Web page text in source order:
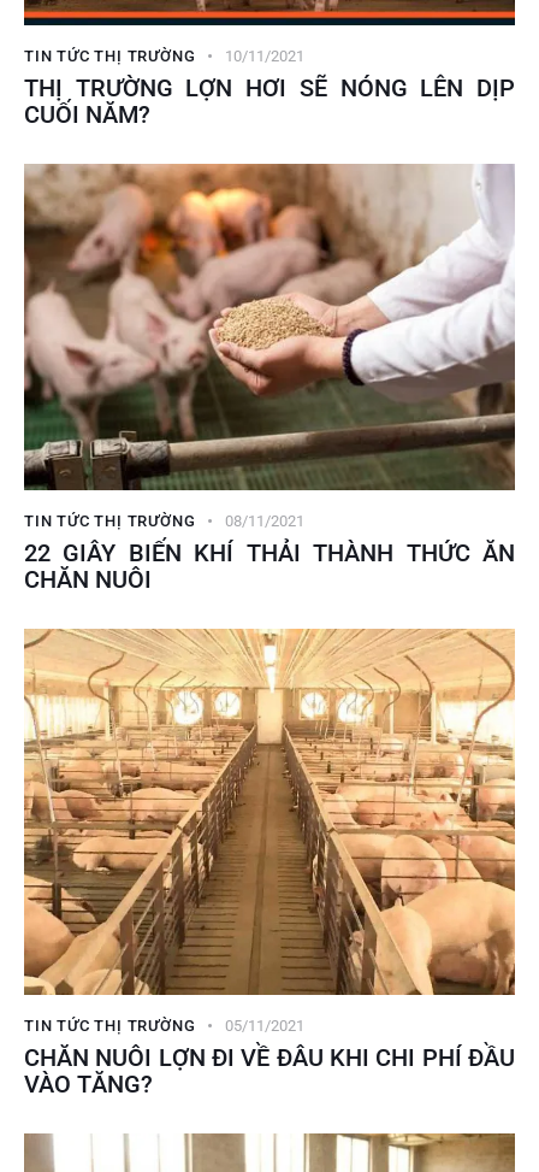
TIN TỨC THỊ TRƯỜNG 10/11/2021
THỊ TRƯỜNG LỢN HƠI SẼ NÓNG LÊN DỊP
CUỐI NĂM?
TIN TỨC THỊ TRƯỜNG 08/11/2021
22 GIÂY BIẾN KHÍ THẢI THÀNH THỨC ĂN
CHĂN NUÔI
TIN TỨC THỊ TRƯỜNG 05/11/2021
CHĂN NUÔI LỢN ĐI VỀ ĐÂU KHI CHI PHÍ ĐẦU
VÀO TĂNG?